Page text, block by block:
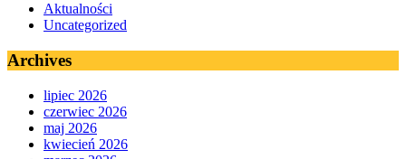
Aktualności
Uncategorized
Archives
lipiec 2026
czerwiec 2026
maj 2026
kwiecień 2026